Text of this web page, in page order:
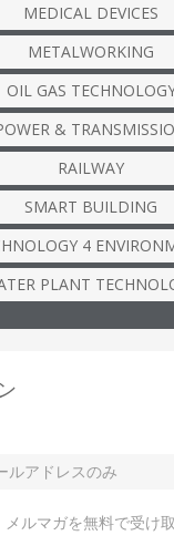
MEDICAL DEVICES
METALWORKING
OIL GAS
&
RAILWAY
SMART BUILDING
4
PLANT
ルマガを無料で受け